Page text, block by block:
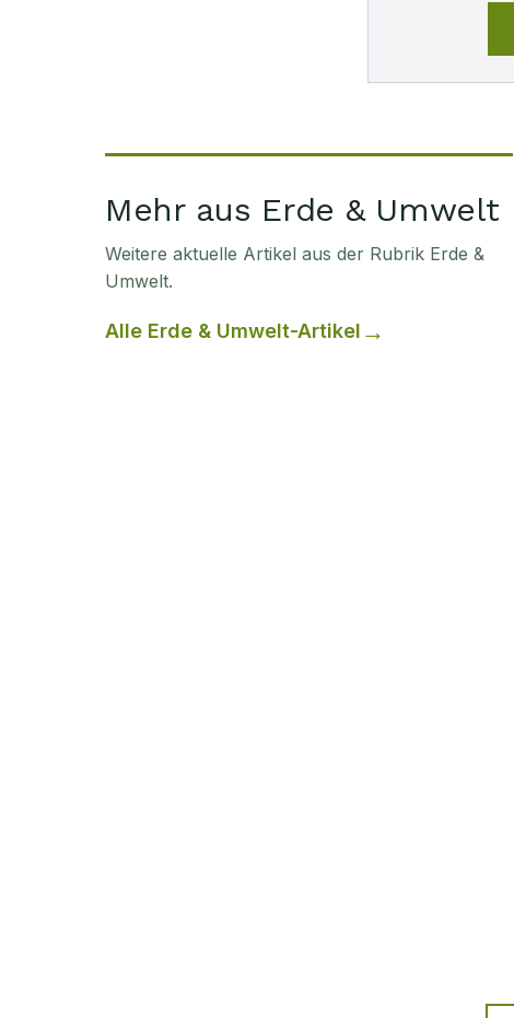
Mehr aus Erde & Umwelt
Weitere aktuelle Artikel aus der Rubrik Erde &
Umwelt.
Alle Erde & Umwelt-Artikel